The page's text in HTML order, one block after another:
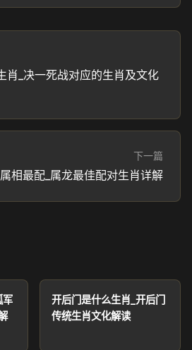
肖_决一死战对应的生肖及文化
下一篇
相最配_属龙最佳配对生肖详解
军
开后门是什么生肖_开后门
传统生肖文化解读